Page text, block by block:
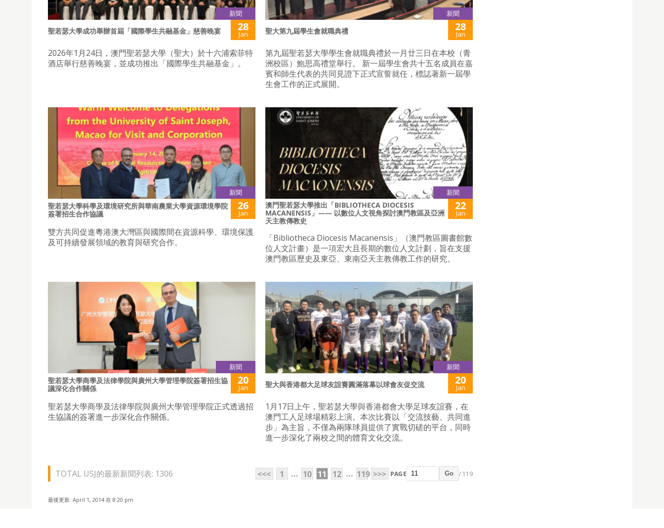
新聞
聖若瑟大學成功舉辦首屆「國際學生共融基金」慈善晚宴 28
Jan
2026年1月24日，澳門聖若瑟大學（聖大）於十六浦索菲特
酒店舉行慈善晚宴，並成功推出「國際學生共融基金」。
新聞
聖大第九屆學生會就職典禮 28
Jan
第九屆聖若瑟大學學生會就職典禮於一月廿三日在本校（青
洲校區）鮑思高禮堂舉行。 新一屆學生會共十五名成員在嘉
賓和師生代表的共同見證下正式宣誓就任，標誌著新一屆學
生會工作的正式展開。
新聞
聖若瑟大學科學及環境研究所與華南農業大學資源環境學院
簽署招生合作協議
26
Jan
雙方共同促進粵港澳大灣區與國際間在資源科學、環境保護
及可持續發展領域的教育與研究合作。
新聞
澳門聖若瑟大學推出「BIBLIOTHECA DIOCESIS
MACANENSIS」—— 以數位人文視角探討澳門教區及亞洲
天主教傳教史
22
Jan
「Bibliotheca Diocesis Macanensis」（澳門教區圖書館數
位人文計畫）是一項宏大且長期的數位人文計劃，旨在支援
澳門教區歷史及東亞、東南亞天主教傳教工作的研究。
新聞
聖若瑟大學商學及法律學院與廣州大學管理學院簽署招生協
議深化合作關係
20
Jan
聖若瑟大學商學及法律學院與廣州大學管理學院正式透過招
生協議的簽署進一步深化合作關係。
新聞
聖大與香港都大足球友誼賽圓滿落幕以球會友促交流 20
Jan
1月17日上午，聖若瑟大學與香港都會大學足球友誼賽，在
澳門工人足球場精彩上演。本次比賽以「交流技藝、共同進
步」為主旨，不僅為兩隊球員提供了實戰切磋的平台，同時
進一步深化了兩校之間的體育文化交流。
TOTAL USJ的最新新聞列表: 1306 <<< 1 ... 10 11 12 ... 119 >>> PAGE Go / 119
最後更新: April 1, 2014 在 8:20 pm